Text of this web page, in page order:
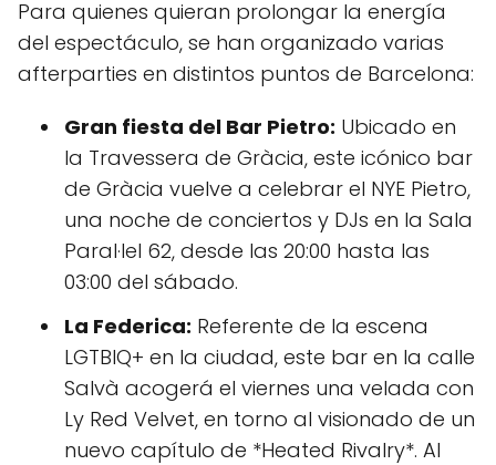
Para quienes quieran prolongar la energía
del espectáculo, se han organizado varias
afterparties en distintos puntos de Barcelona:
Gran fiesta del Bar Pietro: Ubicado en
la Travessera de Gràcia, este icónico bar
de Gràcia vuelve a celebrar el NYE Pietro,
una noche de conciertos y DJs en la Sala
Paral·lel 62, desde las 20:00 hasta las
03:00 del sábado.
La Federica: Referente de la escena
LGTBIQ+ en la ciudad, este bar en la calle
Salvà acogerá el viernes una velada con
Ly Red Velvet, en torno al visionado de un
nuevo capítulo de *Heated Rivalry*. Al